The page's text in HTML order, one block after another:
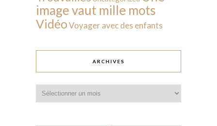
image vaut mille mots
VidéoVoyager avec des enfants
ARCHIVES